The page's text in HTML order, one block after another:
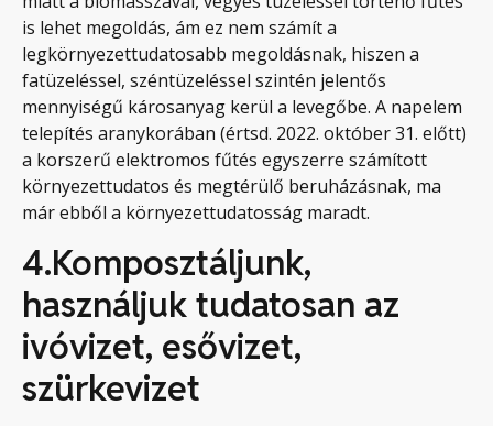
is lehet megoldás, ám ez nem számít a
legkörnyezettudatosabb megoldásnak, hiszen a
fatüzeléssel, széntüzeléssel szintén jelentős
mennyiségű károsanyag kerül a levegőbe. A napelem
telepítés aranykorában (értsd. 2022. október 31. előtt)
a korszerű elektromos fűtés egyszerre számított
környezettudatos és megtérülő beruházásnak, ma
már ebből a környezettudatosság maradt.
4.Komposztáljunk,
használjuk tudatosan az
ivóvizet, esővizet,
szürkevizet